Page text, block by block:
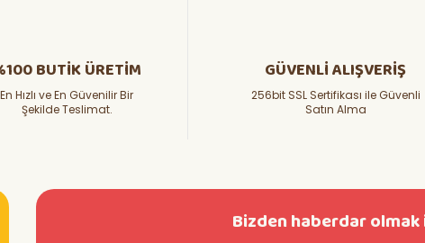
BUTİK ÜRETİM
En Hızlı ve En Güvenilir Bir
Şekilde Teslimat.
GÜVENLİ ALIŞVERİŞ
256bit SSL Sertifikası ile Güvenli
Satın Alma
Bizden haberdar